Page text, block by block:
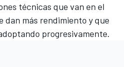
técnicas que van en el
dan más rendimiento y que
progresivamente.